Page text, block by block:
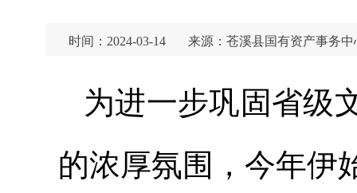
时间：2024-03-14 来源：苍溪县国有资产事务中
为进一步巩固省级
的浓厚氛围，今年伊